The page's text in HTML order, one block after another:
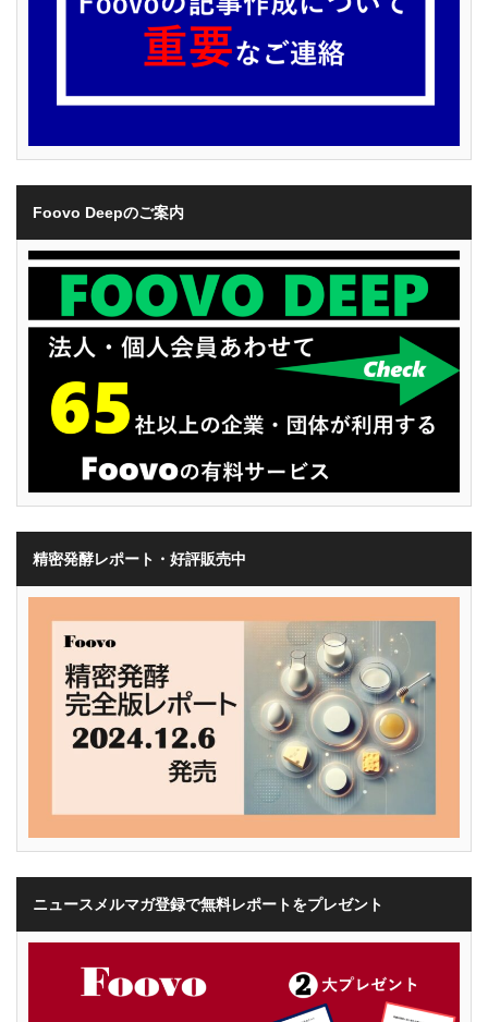
Foovo Deepのご案内
精密発酵レポート・好評販売中
ニュースメルマガ登録で無料レポートをプレゼント